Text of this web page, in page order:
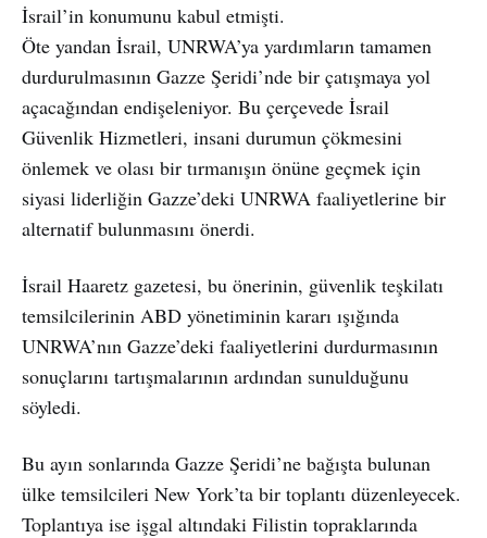
İsrail’in konumunu kabul etmişti.
Öte yandan İsrail, UNRWA’ya yardımların tamamen
durdurulmasının Gazze Şeridi’nde bir çatışmaya yol
açacağından endişeleniyor. Bu çerçevede İsrail
Güvenlik Hizmetleri, insani durumun çökmesini
önlemek ve olası bir tırmanışın önüne geçmek için
siyasi liderliğin Gazze’deki UNRWA faaliyetlerine bir
alternatif bulunmasını önerdi.
İsrail Haaretz gazetesi, bu önerinin, güvenlik teşkilatı
temsilcilerinin ABD yönetiminin kararı ışığında
UNRWA’nın Gazze’deki faaliyetlerini durdurmasının
sonuçlarını tartışmalarının ardından sunulduğunu
söyledi.
Bu ayın sonlarında Gazze Şeridi’ne bağışta bulunan
ülke temsilcileri New York’ta bir toplantı düzenleyecek.
Toplantıya ise işgal altındaki Filistin topraklarında